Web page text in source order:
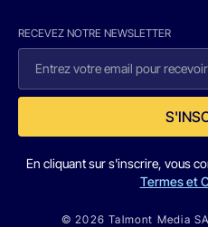
RECEVEZ NOTRE NEWSLETTER
En cliquant sur s'inscrire, vous
Termes et
© 2026 Talmont Media